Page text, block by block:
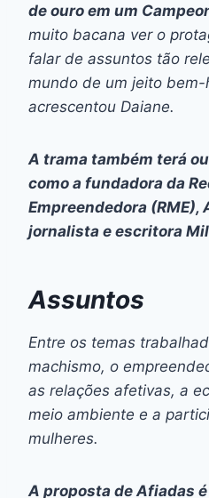
de ouro em um
muito bacana ver o
falar de assuntos tão
mundo de um jeito bem-
acrescentou Daiane.
A trama também terá
como a fundadora da
Empreendedora (RME),
jornalista e escritora
Assuntos
Entre os temas
machismo, o
as relações afetivas, a
meio ambiente e a
mulheres.
A proposta de Afiadas